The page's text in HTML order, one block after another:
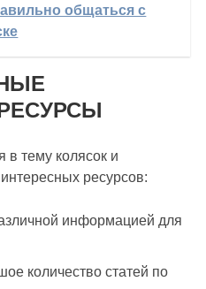
общаться с
в тему колясок и
ресурсов:
информацией для
количество статей по